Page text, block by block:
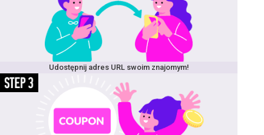
Udostępnij adres URL swoim znajomym!